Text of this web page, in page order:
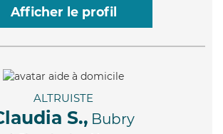
Afficher le profil
ALTRUISTE
S., Bubry